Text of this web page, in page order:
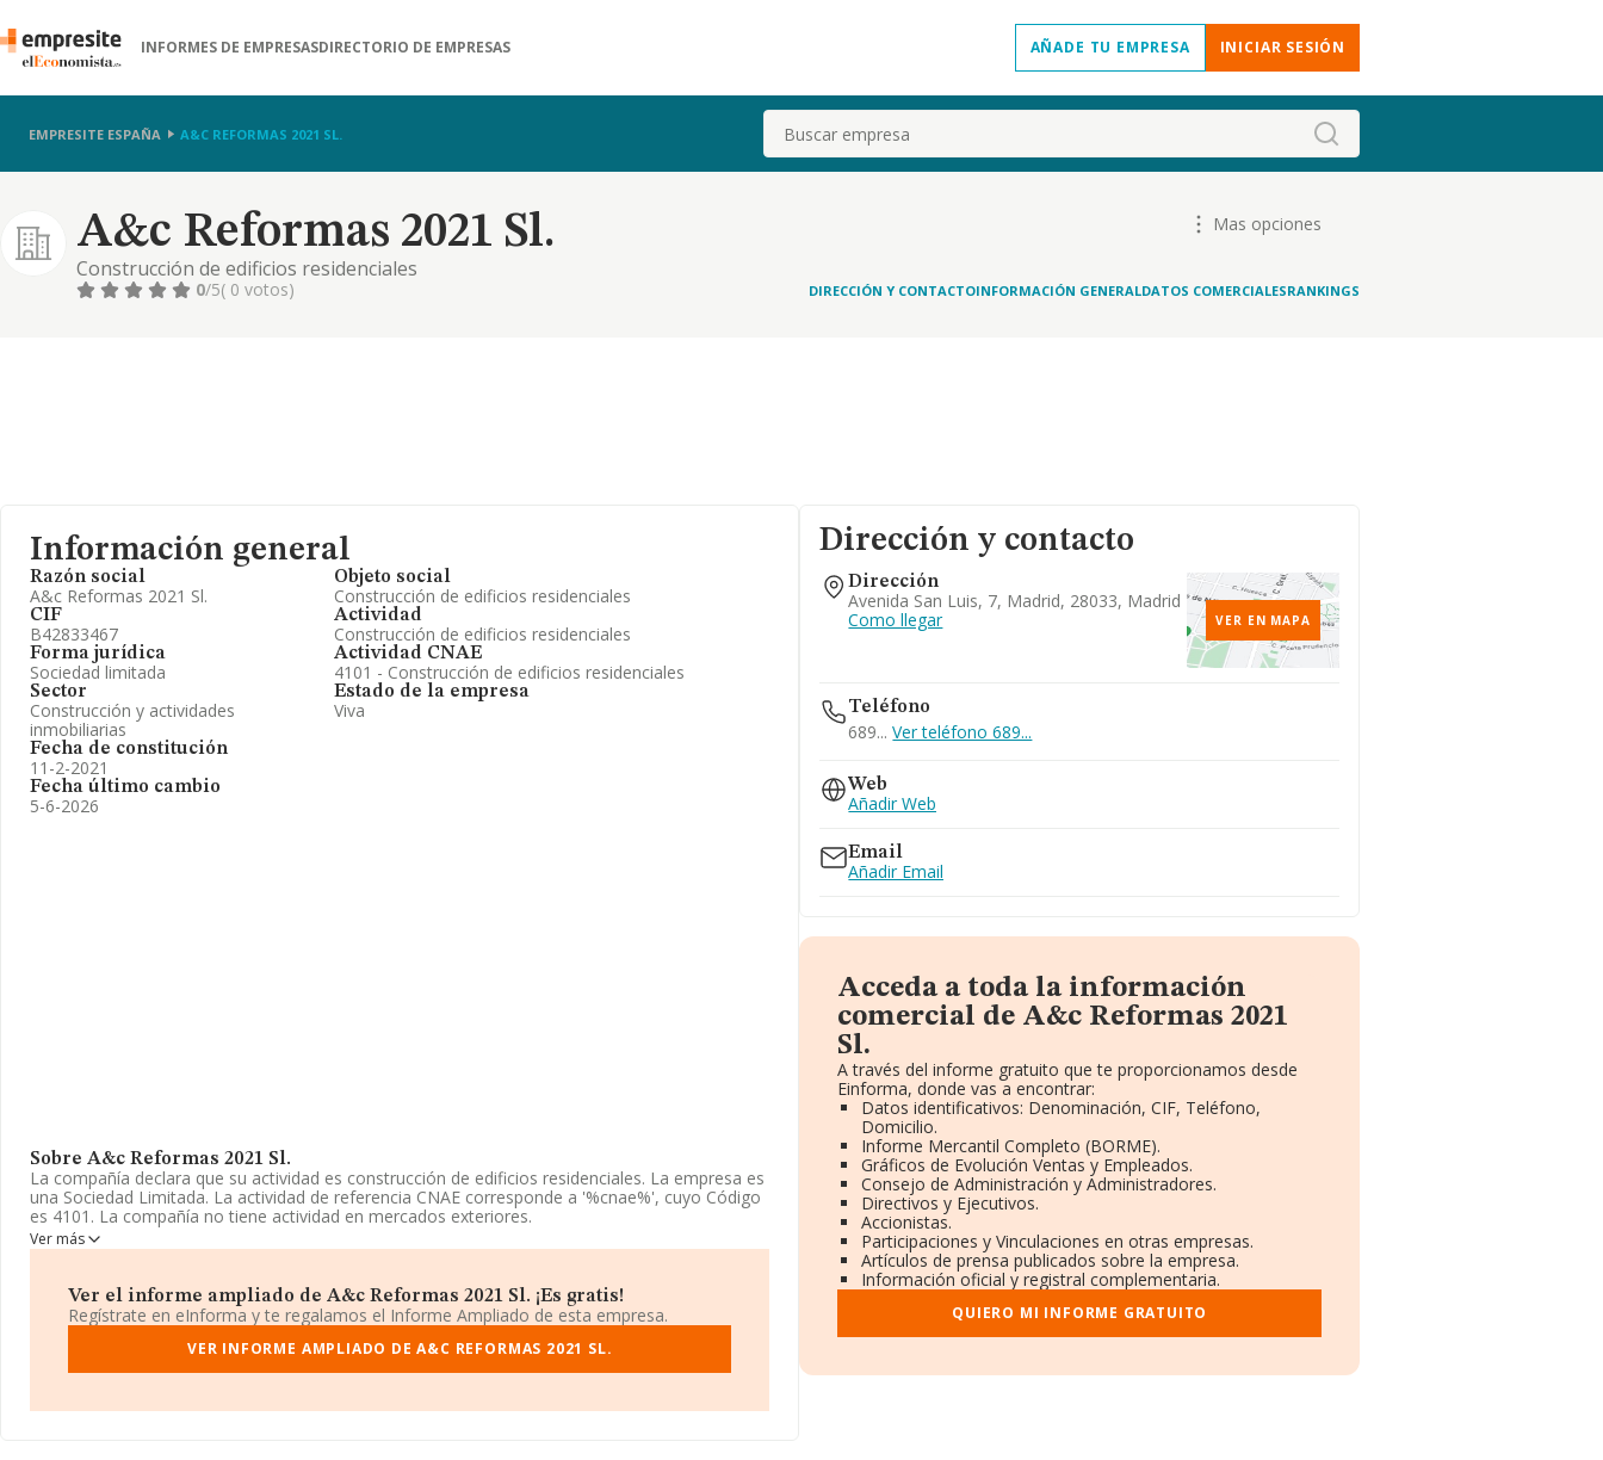
INFORMES DE EMPRESASDIRECTORIO DE EMPRESAS AÑADE TU EMPRESA INICIAR SESIÓN
EMPRESITE ESPAÑA A&C REFORMAS 2021 SL. Buscar
A&c Reformas 2021 Sl.
Construcción de edificios residenciales
Mas opciones
0/5( 0 votos) DIRECCIÓN Y CONTACTOINFORMACIÓN GENERALDATOS COMERCIALESRANKINGS
Información general
Razón social
A&c Reformas 2021 Sl.
CIF
B42833467
Forma jurídica
Sociedad limitada
Sector
Construcción y actividades
inmobiliarias
Fecha de constitución
11-2-2021
Fecha último cambio
5-6-2026
Objeto social
Construcción de edificios residenciales
Actividad
Construcción de edificios residenciales
Actividad CNAE
4101 - Construcción de edificios residenciales
Estado de la empresa
Viva
Sobre A&c Reformas 2021 Sl.
La compañía declara que su actividad es construcción de edificios residenciales. La empresa es
una Sociedad Limitada. La actividad de referencia CNAE corresponde a '%cnae%', cuyo Código
es 4101. La compañía no tiene actividad en mercados exteriores.
La plantilla se ha reducido un 20% y atendiendo a los datos disponibles en INFORMA, ese
Dentro del ranking de empresas elaborado por INFORMA, atendiendo a los niveles de
facturación de la compañía, se destaca que: en 2024 la empresa ha ganado 996 puestos en el
ranking sectorial, pasando del 10.186 al 9.190. Tienen mejor posición las siguientes empresas
del sector:Dadevon Project Sociedad LimitadayCoyresa-bejar S.L; sin embargo, por
yEdifnor Construcciones y Contratas Sociedad Limitada. Ha progresado en el ranking
Ver más
Ver el informe ampliado de A&c Reformas 2021 Sl. ¡Es gratis!
Regístrate en eInforma y te regalamos el Informe Ampliado de esta empresa.
VER INFORME AMPLIADO DE A&C REFORMAS 2021 SL.
Dirección y contacto
Dirección
Avenida San Luis, 7, Madrid, 28033, Madrid
Como llegar
VER EN MAPA
Teléfono
689...Ver teléfono 689...
Web
Añadir Web
Email
Añadir Email
Acceda a toda la información
comercial de A&c Reformas 2021
Sl.
A través del informe gratuito que te proporcionamos desde
Einforma, donde vas a encontrar:
Datos identificativos: Denominación, CIF, Teléfono,
Domicilio.
Informe Mercantil Completo (BORME).
Gráficos de Evolución Ventas y Empleados.
Consejo de Administración y Administradores.
Directivos y Ejecutivos.
Accionistas.
Participaciones y Vinculaciones en otras empresas.
Artículos de prensa publicados sobre la empresa.
Información oficial y registral complementaria.
QUIERO MI INFORME GRATUITO